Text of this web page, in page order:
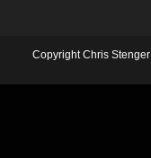
Copyright Chris